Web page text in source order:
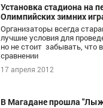
Установка стадиона на
Олимпийских зимних
Организаторы всегда
лучшие условия для
но не стоит забывать, что
сравнении
17 апреля 2012
В Магадане прошла